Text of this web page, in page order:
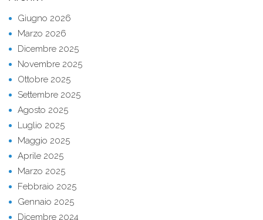
Giugno 2026
Marzo 2026
Dicembre 2025
Novembre 2025
Ottobre 2025
Settembre 2025
Agosto 2025
Luglio 2025
Maggio 2025
Aprile 2025
Marzo 2025
Febbraio 2025
Gennaio 2025
Dicembre 2024